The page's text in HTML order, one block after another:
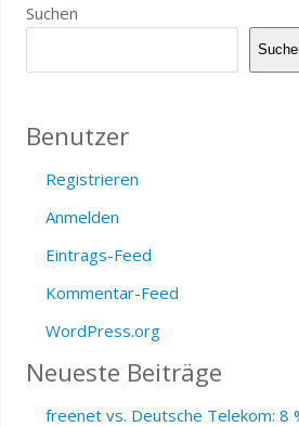
Suchen
Benutzer
Registrieren
Anmelden
Eintrags-Feed
Kommentar-Feed
WordPress.org
Neueste Beiträge
freenet vs. Deutsche Telekom: 8